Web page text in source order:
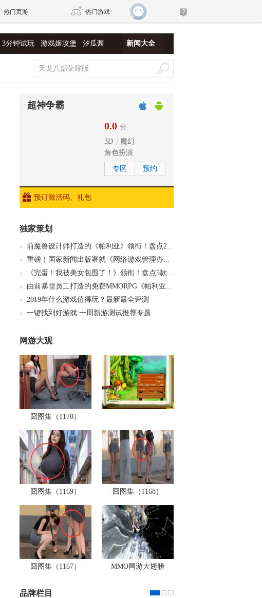
热门页游 热门游戏
新仙侠5
3分钟试玩 游戏姬攻堡 汐瓜酱 新闻大全
超神争霸
0.0 分
3D
魔幻
角色扮演
专区 预约
预订激活码、礼包
独家策划
前魔兽设计师打造的《帕利亚》领衔！盘点20…
重磅！国家新闻出版署就《网络游戏管理办法…
《完蛋！我被美女包围了！》领衔！盘点5款…
由前暴雪员工打造的免费MMORPG《帕利亚》如…
2019年什么游戏值得玩？最新最全评测
一键找到好游戏:一周新游测试推荐专题
网游大观
囧图集（1170）
囧图集（1169） 囧图集（1168）
囧图集（1167） MMO网游大翅膀
品牌栏目